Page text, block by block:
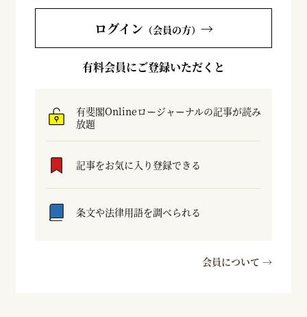
ログイン （会員の方） →
有料会員にご登録いただくと
有斐閣Onlineロージャーナルの記事が読み
放題
記事をお気に入り登録できる
条文や法律用語を調べられる
会員について →